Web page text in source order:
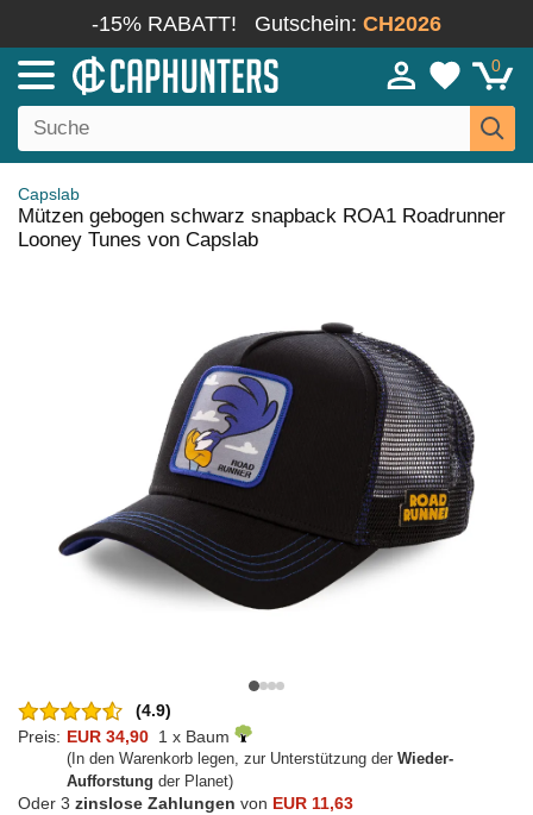
-15% RABATT! Gutschein: CH2026
0
Capslab
Mützen gebogen schwarz snapback ROA1 Roadrunner
Looney Tunes von Capslab
(4.9)
Preis: EUR 34,90 1 x Baum
(In den Warenkorb legen, zur Unterstützung der Wieder-
Aufforstung der Planet)
Oder 3 zinslose Zahlungen von EUR 11,63